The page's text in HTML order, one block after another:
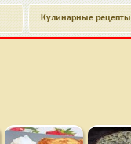
Кулинарные рецепты